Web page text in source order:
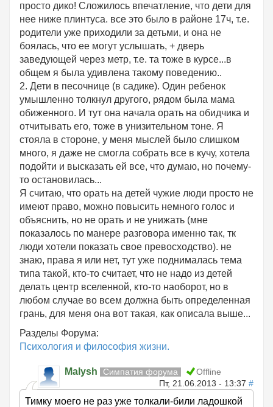
просто дико! Сложилось впечатление, что дети для
нее ниже плинтуса. все это было в районе 17ч, т.е.
родители уже приходили за детьми, и она не
боялась, что ее могут услышать, + дверь
заведующей через метр, т.е. та тоже в курсе...в
общем я была удивлена такому поведению..
2. Дети в песочнице (в садике). Один ребенок
умышленно толкнул другого, рядом была мама
обиженного. И тут она начала орать на обидчика и
отчитывать его, тоже в унизительном тоне. Я
стояла в стороне, у меня мыслей было слишком
много, я даже не смогла собрать все в кучу, хотела
подойти и высказать ей все, что думаю, но почему-
то остановилась...
Я считаю, что орать на детей чужие люди просто не
имеют право, можно повысить немного голос и
объяснить, но не орать и не унижать (мне
показалось по манере разговора именно так, тк
люди хотели показать свое превосходство). не
знаю, права я или нет, тут уже поднималась тема
типа такой, кто-то считает, что не надо из детей
делать центр вселенной, кто-то наоборот, но в
любом случае во всем должна быть определенная
грань, для меня она вот такая, как описала выше...
Разделы Форума:
Психология и философия жизни.
Malysh Симпатия форума
Offline
Пт, 21.06.2013 - 13:37 #
Тимку моего не раз уже толкали-били ладошкой